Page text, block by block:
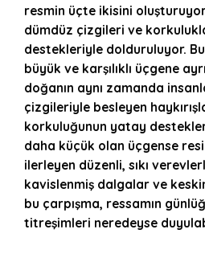
resmin üçte ikisini
dümdüz çizgileri ve
destekleriyle dolduruluyor.
büyük ve karşılıklı üçgene
doğanın aynı zamanda
çizgileriyle besleyen
korkuluğunun yatay
daha küçük olan üçgense
ilerleyen düzenli, sıkı
kavislenmiş dalgalar ve
bu çarpışma, ressamın
titreşimleri neredeyse